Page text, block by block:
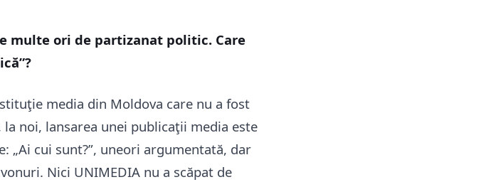
multe ori de partizanat politic. Care
media din Moldova care nu a fost
noi, lansarea unei publicaţii media este
„Ai cui sunt?”, uneori argumentată, dar
Nici UNIMEDIA nu a scăpat de